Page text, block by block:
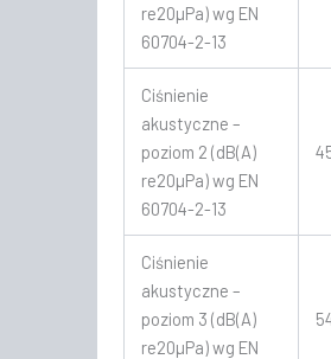
re20µPa) wg EN
60704-2-13
Ciśnienie
akustyczne –
poziom 2 (dB(A)
re20µPa) wg EN
60704-2-13
Ciśnienie
akustyczne –
poziom 3 (dB(A)
re20µPa) wg EN